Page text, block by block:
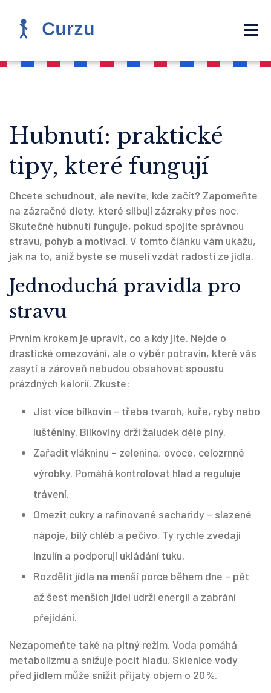
Hubnutí: praktické
tipy, které fungují
Chcete schudnout, ale nevíte, kde začít? Zapomeňte
na zázračné diety, které slibují zázraky přes noc.
Skutečné hubnutí funguje, pokud spojíte správnou
stravu, pohyb a motivaci. V tomto článku vám ukážu,
jak na to, aniž byste se museli vzdát radosti ze jídla.
Jednoduchá pravidla pro
stravu
Prvním krokem je upravit, co a kdy jíte. Nejde o
drastické omezování, ale o výběr potravin, které vás
zasytí a zároveň nebudou obsahovat spoustu
prázdných kalorií. Zkuste:
Jíst více bílkovin – třeba tvaroh, kuře, ryby nebo
luštěniny. Bílkoviny drží žaludek déle plný.
Zařadit vlákninu – zelenina, ovoce, celozrnné
výrobky. Pomáhá kontrolovat hlad a reguluje
trávení.
Omezit cukry a rafinované sacharidy – slazené
nápoje, bílý chléb a pečivo. Ty rychle zvedají
inzulín a podporují ukládání tuku.
Rozdělit jídla na menší porce během dne – pět
až šest menších jídel udrží energii a zabrání
přejídání.
Nezapomeňte také na pitný režim. Voda pomáhá
metabolizmu a snižuje pocit hladu. Sklenice vody
před jídlem může snížit přijatý objem o 20 %.